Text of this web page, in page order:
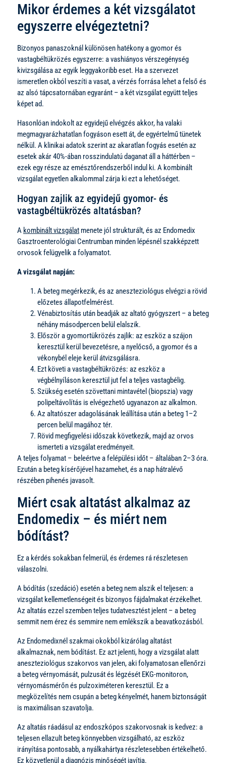
Mikor érdemes a két vizsgálatot
egyszerre elvégeztetni?
Bizonyos panaszoknál különösen hatékony a gyomor és
vastagbéltükrözés egyszerre: a vashiányos vérszegénység
kivizsgálása az egyik leggyakoribb eset. Ha a szervezet
ismeretlen okból veszíti a vasat, a vérzés forrása lehet a felső és
az alsó tápcsatornában egyaránt – a két vizsgálat együtt teljes
képet ad.
Hasonlóan indokolt az egyidejű elvégzés akkor, ha valaki
megmagyarázhatatlan fogyáson esett át, de egyértelmű tünetek
nélkül. A klinikai adatok szerint az akaratlan fogyás esetén az
esetek akár 40%-ában rosszindulatú daganat áll a háttérben –
ezek egy része az emésztőrendszerből indul ki. A kombinált
vizsgálat egyetlen alkalommal zárja ki ezt a lehetőséget.
Hogyan zajlik az egyidejű gyomor- és
vastagbéltükrözés altatásban?
A kombinált vizsgálat menete jól strukturált, és az Endomedix
Gasztroenterológiai Centrumban minden lépésnél szakképzett
orvosok felügyelik a folyamatot.
A vizsgálat napján:
A beteg megérkezik, és az aneszteziológus elvégzi a rövid
előzetes állapotfelmérést.
Vénabiztosítás után beadják az altató gyógyszert – a beteg
néhány másodpercen belül elalszik.
Először a gyomortükrözés zajlik: az eszköz a szájon
keresztül kerül bevezetésre, a nyelőcső, a gyomor és a
vékonybél eleje kerül átvizsgálásra.
Ezt követi a vastagbéltükrözés: az eszköz a
végbélnyíláson keresztül jut fel a teljes vastagbélig.
Szükség esetén szövettani mintavétel (biopszia) vagy
polipeltávolítás is elvégezhető ugyanazon az alkalmon.
Az altatószer adagolásának leállítása után a beteg 1–2
percen belül magához tér.
Rövid megfigyelési időszak következik, majd az orvos
ismerteti a vizsgálat eredményeit.
A teljes folyamat – beleértve a felépülési időt – általában 2–3 óra.
Ezután a beteg kísérőjével hazamehet, és a nap hátralévő
részében pihenés javasolt.
Miért csak altatást alkalmaz az
Endomedix – és miért nem
bódítást?
Ez a kérdés sokakban felmerül, és érdemes rá részletesen
válaszolni.
A bódítás (szedáció) esetén a beteg nem alszik el teljesen: a
vizsgálat kellemetlenségeit és bizonyos fájdalmakat érzékelhet.
Az altatás ezzel szemben teljes tudatvesztést jelent – a beteg
semmit nem érez és semmire nem emlékszik a beavatkozásból.
Az Endomedixnél szakmai okokból kizárólag altatást
alkalmaznak, nem bódítást. Ez azt jelenti, hogy a vizsgálat alatt
aneszteziológus szakorvos van jelen, aki folyamatosan ellenőrzi
a beteg vérnyomását, pulzusát és légzését EKG-monitoron,
vérnyomásmérőn és pulzoximéteren keresztül. Ez a
megközelítés nem csupán a beteg kényelmét, hanem biztonságát
is maximálisan szavatolja.
Az altatás ráadásul az endoszkópos szakorvosnak is kedvez: a
teljesen ellazult beteg könnyebben vizsgálható, az eszköz
irányítása pontosabb, a nyálkahártya részletesebben értékelhető.
Ez közvetlenül a diagnózis minőségét javítja.